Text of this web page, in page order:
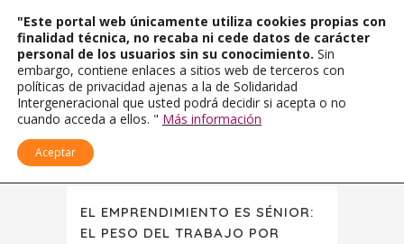
EL EMPRENDIMIENTO ES SÉNIOR:
EL PESO DEL TRABAJO POR
"Este portal web únicamente utiliza cookies propias con
finalidad técnica, no recaba ni cede datos de carácter
personal de los usuarios sin su conocimiento. Sin
embargo, contiene enlaces a sitios web de terceros con
políticas de privacidad ajenas a la de Solidaridad
Intergeneracional que usted podrá decidir si acepta o no
cuando acceda a ellos. " Más información
Aceptar